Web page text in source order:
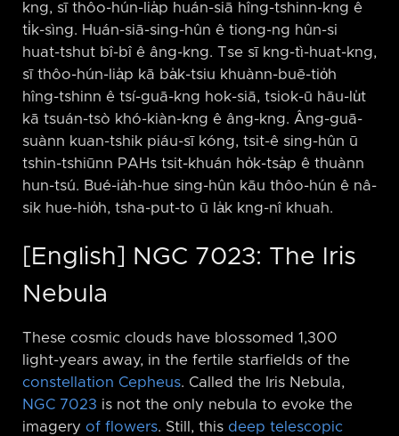
kng, sī thôo-hún-lia̍p huán-siā hîng-tshinn-kng ê
ti̍k-sìng. Huán-siā-sing-hûn ê tiong-ng hûn-si
huat-tshut bî-bî ê âng-kng. Tse sī kng-tì-huat-kng,
sī thôo-hún-lia̍p kā ba̍k-tsiu khuànn-buē-tio̍h
hîng-tshinn ê tsí-guā-kng hok-siā, tsiok-ū hāu-lu̍t
kā tsuán-tsò khó-kiàn-kng ê âng-kng. Âng-guā-
suànn kuan-tshik piáu-sī kóng, tsit-ê sing-hûn ū
tshin-tshiūnn PAHs tsit-khuán ho̍k-tsa̍p ê thuànn
hun-tsú. Bué-ia̍h-hue sing-hûn kāu thôo-hún ê nâ-
sik hue-hio̍h, tsha-put-to ū la̍k kng-nî khuah.
[English] NGC 7023: The Iris
Nebula
These cosmic clouds have blossomed 1,300
light-years away, in the fertile starfields of the
constellation Cepheus. Called the Iris Nebula,
NGC 7023 is not the only nebula to evoke the
imagery of flowers. Still, this deep telescopic